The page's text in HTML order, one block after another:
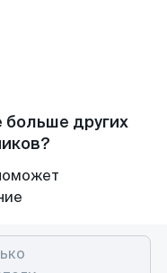
больше других